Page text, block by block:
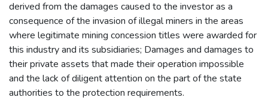
derived from the damages caused to the investor as a
consequence of the invasion of illegal miners in the areas
where legitimate mining concession titles were awarded for
this industry and its subsidiaries; Damages and damages to
their private assets that made their operation impossible
and the lack of diligent attention on the part of the state
authorities to the protection requirements.